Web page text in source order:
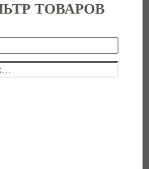
ТОВАРОВ